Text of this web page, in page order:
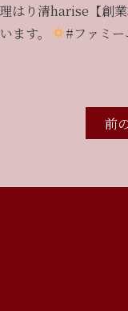
はり清harise【創
ます。
#ファミ
前